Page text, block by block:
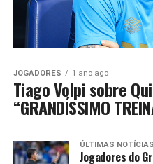
JOGADORES 1 ano ago
Tiago Volpi sobre
“GRANDÍSSIMO
ÚLTIMAS
Jogadores do